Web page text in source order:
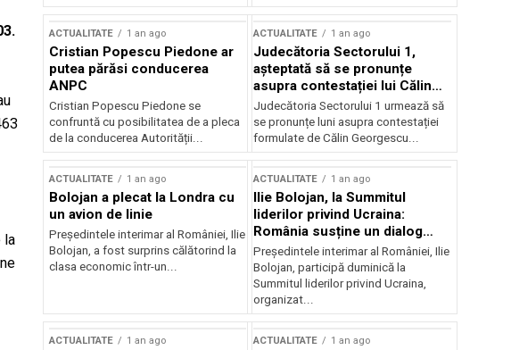
la
ACTUALITATE 1 an ago
Cristian Popescu Piedone ar
putea părăsi conducerea
ANPC
Cristian Popescu Piedone se
confruntă cu posibilitatea de a pleca
de la conducerea Autorității...
ACTUALITATE 1 an ago
Judecătoria Sectorului 1,
așteptată să se pronunțe
asupra contestației lui Călin
Georgescu privind controlul
judiciar
Judecătoria Sectorului 1 urmează să
se pronunțe luni asupra contestației
formulate de Călin Georgescu...
ACTUALITATE 1 an ago
Bolojan a plecat la Londra cu
un avion de linie
Președintele interimar al României, Ilie
Bolojan, a fost surprins călătorind la
clasa economic într-un...
ACTUALITATE 1 an ago
Ilie Bolojan, la Summitul
liderilor privind Ucraina:
România susține un dialog
transatlantic pentru securitate
și stabilitate
Președintele interimar al României, Ilie
Bolojan, participă duminică la
Summitul liderilor privind Ucraina,
organizat...
ACTUALITATE 1 an ago ACTUALITATE 1 an ago